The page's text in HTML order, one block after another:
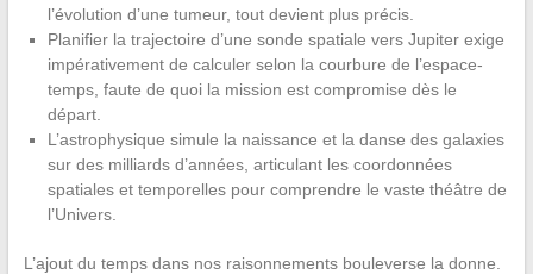
l’évolution d’une tumeur, tout devient plus précis.
Planifier la trajectoire d’une sonde spatiale vers Jupiter exige
impérativement de calculer selon la courbure de l’espace-
temps, faute de quoi la mission est compromise dès le
départ.
L’astrophysique simule la naissance et la danse des galaxies
sur des milliards d’années, articulant les coordonnées
spatiales et temporelles pour comprendre le vaste théâtre de
l’Univers.
L’ajout du temps dans nos raisonnements bouleverse la donne.